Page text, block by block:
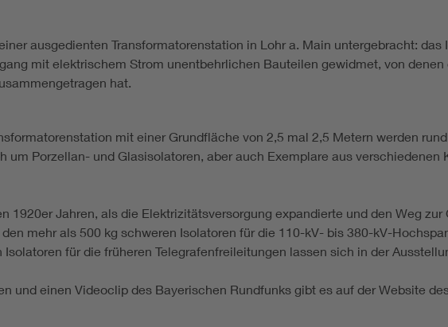
ausgedienten Transformatorenstation in Lohr a. Main untergebracht:
mit elektrischem Strom unentbehrlichen Bauteilen gewidmet, von
hat.
mit einer Grundfläche von 2,5 mal 2,5 Metern werden
um Porzellan- und Glasisolatoren, aber auch Exemplare aus
1920er Jahren, als die Elektrizitätsversorgung expandierte und den Weg
mehr als 500 kg schweren Isolatoren für die 110-kV- bis 380-kV-
für die früheren Telegrafenfreileitungen lassen sich in der
und einen Videoclip des Bayerischen Rundfunks gibt es auf der Website